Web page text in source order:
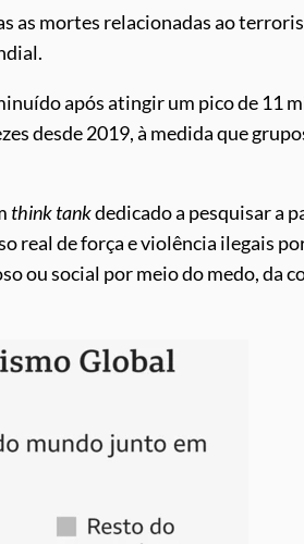
as mortes relacionadas ao
após atingir um pico de 11
desde 2019, à medida que
think tankdedicado a pesquisar a
real de força e violência ilegais
ou social por meio do medo, da